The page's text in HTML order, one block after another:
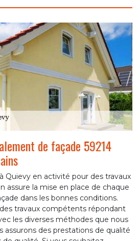
de façade 59214
Quievy en activité pour des travaux
assure la mise en place de chaque
dans les bonnes conditions.
travaux compétents répondant
les diverses méthodes que nous
assurons des prestations de qualité